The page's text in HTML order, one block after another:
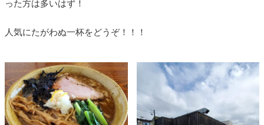
った方は多いはず！
人気にたがわぬ一杯をどうぞ！！！